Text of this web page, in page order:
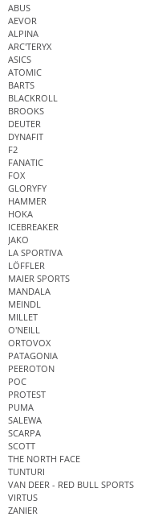
ABUS
AEVOR
ALPINA
ARC'TERYX
ASICS
ATOMIC
BARTS
BLACKROLL
BROOKS
DEUTER
DYNAFIT
F2
FANATIC
FOX
GLORYFY
HAMMER
HOKA
ICEBREAKER
JAKO
LA SPORTIVA
LÖFFLER
MAIER SPORTS
MANDALA
MEINDL
MILLET
O'NEILL
ORTOVOX
PATAGONIA
PEEROTON
POC
PROTEST
PUMA
SALEWA
SCARPA
SCOTT
THE NORTH FACE
TUNTURI
VAN DEER - RED BULL SPORTS
VIRTUS
ZANIER